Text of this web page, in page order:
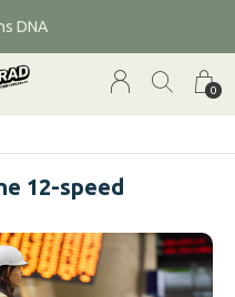
0
12-speed